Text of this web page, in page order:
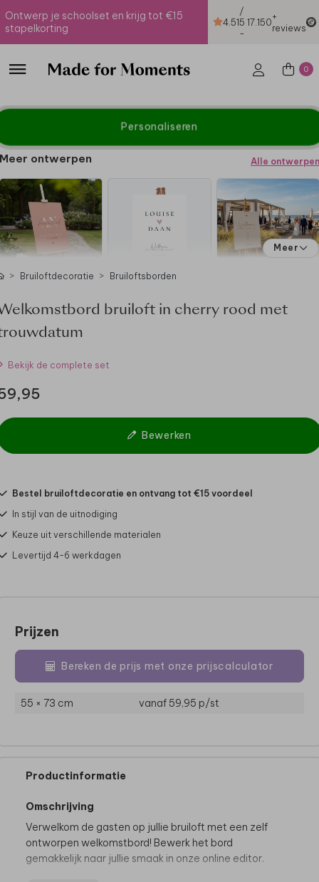
Ontwerp je schoolset en krijg tot €15
stapelkorting
4.51
/
5
-
17.150+
reviews
0
Personaliseren
Meer ontwerpen Alle ontwerpen
Meer
Bruiloftdecoratie Bruiloftsborden
bruiloft in cherry rood met
Bekijk de complete set
Bewerken
Bestel bruiloftdecoratie en ontvang tot €15 voordeel
In stijl van de uitnodiging
Keuze uit verschillende materialen
Levertijd 4-6 werkdagen
Prijzen
Bereken de prijs met onze prijscalculator
55 × 73 cm vanaf 59,95 p/st
Productinformatie
Omschrijving
Verwelkom de gasten op jullie bruiloft met een zelf
ontworpen welkomstbord! Bewerk het bord
gemakkelijk naar jullie smaak in onze online editor.